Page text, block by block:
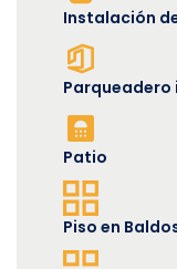
Instalación
Parqueadero
Patio
Piso en